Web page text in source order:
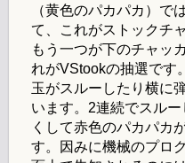
（黄色のパカパカ）で
て、これがストックチ
もう一つが下のチャッ
れがVStookの抽選です
玉がスルーしたり横に
います。2連続でスル
くして赤色のパカパカ
す。因みに機械のプロ